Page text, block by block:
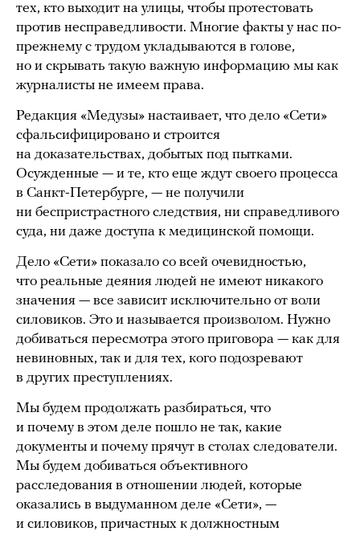
тех, кто выходит на улицы, чтобы протестовать
против несправедливости. Многие факты у нас по-
прежнему с трудом укладываются в голове,
но и скрывать такую важную информацию мы как
журналисты не имеем права.
Редакция «Медузы» настаивает, что дело «Сети»
сфальсифицировано и строится
на доказательствах, добытых под пытками.
Осужденные — и те, кто еще ждут своего процесса
в Санкт-Петербурге, — не получили
ни беспристрастного следствия, ни справедливого
суда, ни даже доступа к медицинской помощи.
Дело «Сети» показало со всей очевидностью,
что реальные деяния людей не имеют никакого
значения — все зависит исключительно от воли
силовиков. Это и называется произволом. Нужно
добиваться пересмотра этого приговора — как для
невиновных, так и для тех, кого подозревают
в других преступлениях.
Мы будем продолжать разбираться, что
и почему в этом деле пошло не так, какие
документы и почему прячут в столах следователи.
Мы будем добиваться объективного
расследования в отношении людей, которые
оказались в выдуманном деле «Сети», —
и силовиков, причастных к должностным